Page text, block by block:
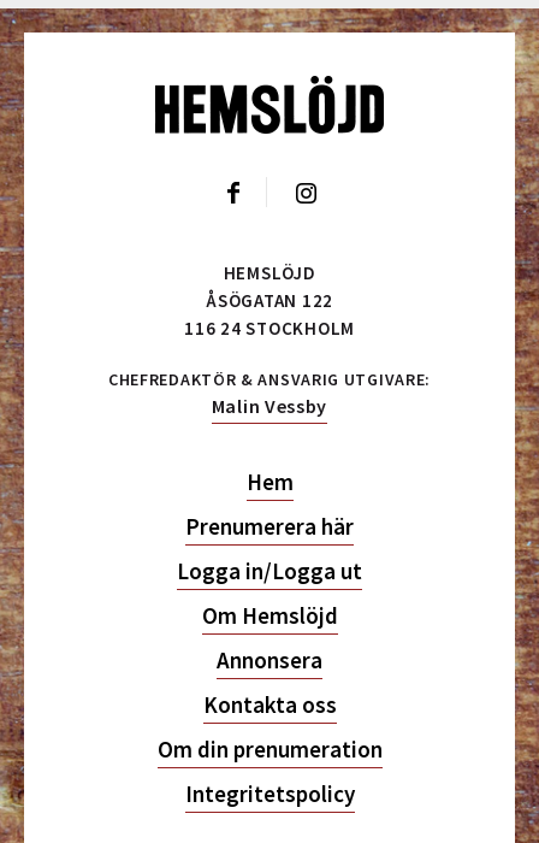
HEMSLÖJD
ÅSÖGATAN 122
116 24 STOCKHOLM
CHEFREDAKTÖR & ANSVARIG UTGIVARE:
Malin Vessby
Hem
Prenumerera här
Logga in/Logga ut
Om Hemslöjd
Annonsera
Kontakta oss
Om din prenumeration
Integritetspolicy